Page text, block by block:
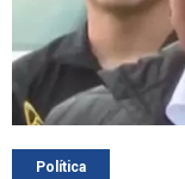
Política